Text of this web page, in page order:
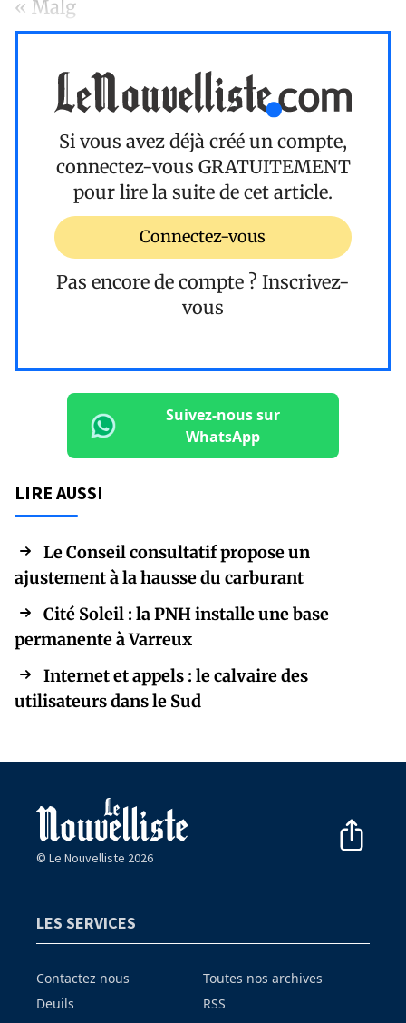
« Malg
Si vous avez déjà créé un compte,
connectez-vous GRATUITEMENT
pour lire la suite de cet article.
Connectez-vous
Pas encore de compte ? Inscrivez-
vous
Suivez-nous sur
WhatsApp
LIRE AUSSI
Le Conseil consultatif propose un
ajustement à la hausse du carburant
Cité Soleil : la PNH installe une base
permanente à Varreux
Internet et appels : le calvaire des
utilisateurs dans le Sud
© Le Nouvelliste 2026
LES SERVICES
Contactez nous
Deuils
Toutes nos archives
RSS